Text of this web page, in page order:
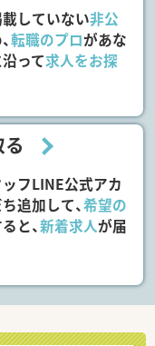
していない非公
転職のプロがあな
って求人をお探
フLINE公式アカ
追加して、希望の
と、新着求人が届